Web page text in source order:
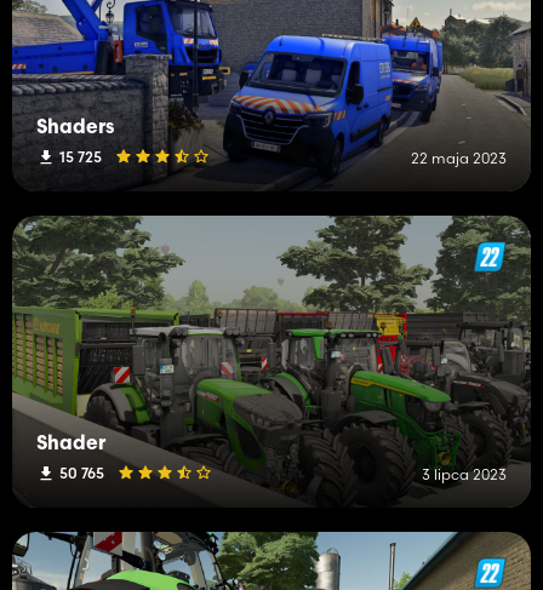
Shaders
15 725 22 maja 2023
Shader
50 765 3 lipca 2023